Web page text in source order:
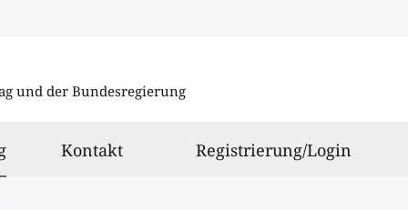
und der Bundesregierung
ausgewählt
Kontakt Registrierung/Login